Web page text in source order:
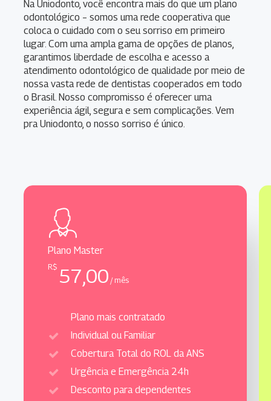
Na Uniodonto, você encontra mais do que um plano
odontológico – somos uma rede cooperativa que
coloca o cuidado com o seu sorriso em primeiro
lugar. Com uma ampla gama de opções de planos,
garantimos liberdade de escolha e acesso a
atendimento odontológico de qualidade por meio de
nossa vasta rede de dentistas cooperados em todo
o Brasil. Nosso compromisso é oferecer uma
experiência ágil, segura e sem complicações. Vem
pra Uniodonto,o nosso sorriso é único
Plano Master
R$ 57,00 / mês
Plano mais contratado
Individual ou Familiar
Cobertura Total do ROL da ANS
Urgência e Emergência 24h
Desconto para dependentes